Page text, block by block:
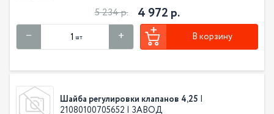
5 234 р. 4 972 р.
шт В корзину
Шайба регулировки клапанов 4,25 |
21080100705652 | ЗАВОД